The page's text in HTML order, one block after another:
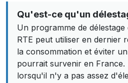
Qu'est-ce qu'un
Un programme de
RTE peut utiliser en dernier
la consommation et éviter
pourrait survenir en France.
lorsqu'il n'y a pas assez